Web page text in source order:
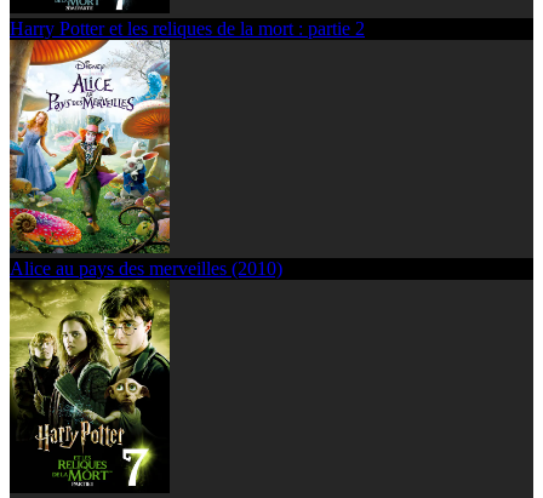
Harry Potter et les reliques de la mort : partie 2
Alice au pays des merveilles (2010)